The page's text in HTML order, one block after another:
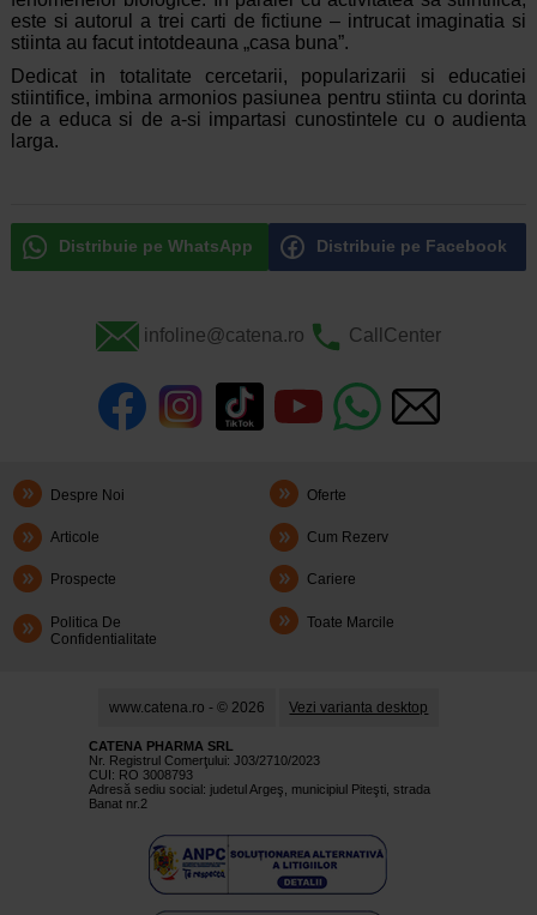
este si autorul a trei carti de fictiune – intrucat imaginatia si
stiinta au facut intotdeauna „casa buna”.
Dedicat in totalitate cercetarii, popularizarii si educatiei
stiintifice, imbina armonios pasiunea pentru stiinta cu dorinta
de a educa si de a-si impartasi cunostintele cu o audienta
larga.
Distribuie pe WhatsApp Distribuie pe Facebook
infoline@catena.ro CallCenter
Despre Noi Oferte
Articole Cum Rezerv
Prospecte Cariere
Politica De
Confidentialitate
Toate Marcile
www.catena.ro - © 2026 Vezi varianta desktop
CATENA PHARMA SRL
Nr. Registrul Comerţului: J03/2710/2023
CUI: RO 3008793
Adresă sediu social: judetul Argeş, municipiul Piteşti, strada
Banat nr.2